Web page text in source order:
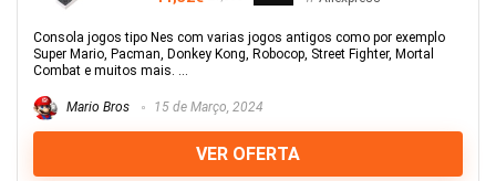
Consola jogos tipo Nes com varias jogos antigos como por exemplo
Super Mario, Pacman, Donkey Kong, Robocop, Street Fighter, Mortal
Combat e muitos mais. ...
Mario Bros 15 de Março, 2024
VER OFERTA